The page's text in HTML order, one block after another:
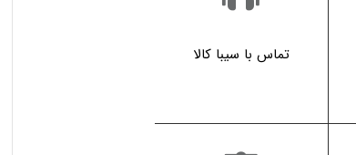
تماس با سیبا کالا